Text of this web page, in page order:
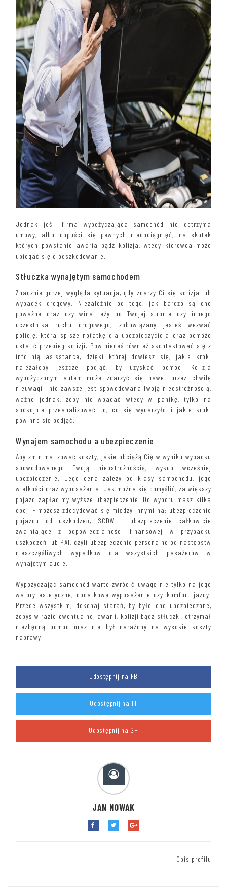
Jednak jeśli firma wypożyczająca samochód nie dotrzyma
umowy, albo dopuści się pewnych niedociągnięć, na skutek
których powstanie awaria bądź kolizja, wtedy kierowca może
ubiegać się o odszkodowanie.
Stłuczka wynajętym samochodem
Znacznie gorzej wygląda sytuacja, gdy zdarzy Ci się kolizja lub
wypadek drogowy. Niezależnie od tego, jak bardzo są one
poważne oraz czy wina leży po Twojej stronie czy innego
uczestnika ruchu drogowego, zobowiązany jesteś wezwać
policję, która spisze notatkę dla ubezpieczyciela oraz pomoże
ustalić przebieg kolizji. Powinieneś również skontaktować się z
infolinią asisstance, dzięki której dowiesz się, jakie kroki
należałoby jeszcze podjąć, by uzyskać pomoc. Kolizja
wypożyczonym autem może zdarzyć się nawet przez chwilę
nieuwagi i nie zawsze jest spowodowana Twoją nieostrożnością,
ważne jednak, żeby nie wpadać wtedy w panikę, tylko na
spokojnie przeanalizować to, co się wydarzyło i jakie kroki
powinno się podjąć.
Wynajem samochodu a ubezpieczenie
Aby zminimalizować koszty, jakie obciążą Cię w wyniku wypadku
spowodowanego Twoją nieostrożnością, wykup wcześniej
ubezpieczenie. Jego cena zależy od klasy samochodu, jego
wielkości oraz wyposażenia. Jak można się domyślić, za większy
pojazd zapłacimy wyższe ubezpieczenie. Do wyboru masz kilka
opcji - możesz zdecydować się między innymi na: ubezpieczenie
pojazdu od uszkodzeń, SCDW - ubezpieczenie całkowicie
zwalniające z odpowiedzialności finansowej w przypadku
uszkodzeń lub PAI, czyli ubezpieczenie personalne od następstw
nieszczęśliwych wypadków dla wszystkich pasażerów w
wynajętym aucie.
Wypożyczając samochód warto zwrócić uwagę nie tylko na jego
walory estetyczne, dodatkowe wyposażenie czy komfort jazdy.
Przede wszystkim, dokonaj starań, by było ono ubezpieczone,
żebyś w razie ewentualnej awarii, kolizji bądź stłuczki, otrzymał
niezbędną pomoc oraz nie był narażony na wysokie koszty
naprawy.
Udostępnij na FB
Udostępnij na TT
Udostępnij na G+
JAN NOWAK
Opis profilu